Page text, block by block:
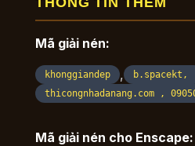
Mã giải nén:
khonggiandep ,
b.spacekt,
thicongnhadanang.com ,
Mã giải nén cho Enscape: